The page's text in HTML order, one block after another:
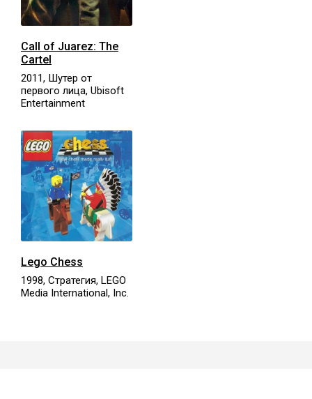
Call of Juarez: The
Cartel
2011, Шутер от
первого лица, Ubisoft
Entertainment
Lego Chess
1998, Стратегия, LEGO
Media International, Inc.